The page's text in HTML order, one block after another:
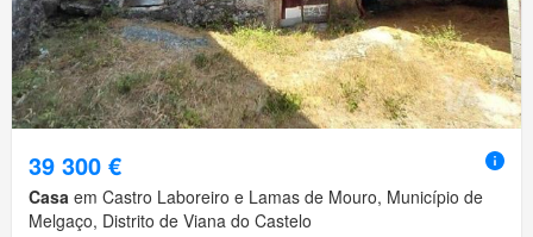
39 300 €
Casa em Castro Laboreiro e Lamas de Mouro, Município de
Melgaço, Distrito de Viana do Castelo